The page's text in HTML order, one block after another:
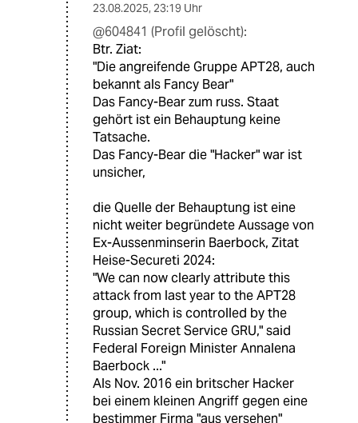
23.08.2025, 23:19 Uhr
@604841 (Profil gelöscht):
Btr. Ziat:
"Die angreifende Gruppe APT28, auch
bekannt als Fancy Bear"
Das Fancy-Bear zum russ. Staat
gehört ist ein Behauptung keine
Tatsache.
Das Fancy-Bear die "Hacker" war ist
unsicher,
die Quelle der Behauptung ist eine
nicht weiter begründete Aussage von
Ex-Aussenminserin Baerbock, Zitat
Heise-Secureti 2024:
"We can now clearly attribute this
attack from last year to the APT28
group, which is controlled by the
Russian Secret Service GRU," said
Federal Foreign Minister Annalena
Baerbock ..."
Als Nov. 2016 ein britscher Hacker
bei einem kleinen Angriff gegen eine
bestimmer Firma "aus versehen"